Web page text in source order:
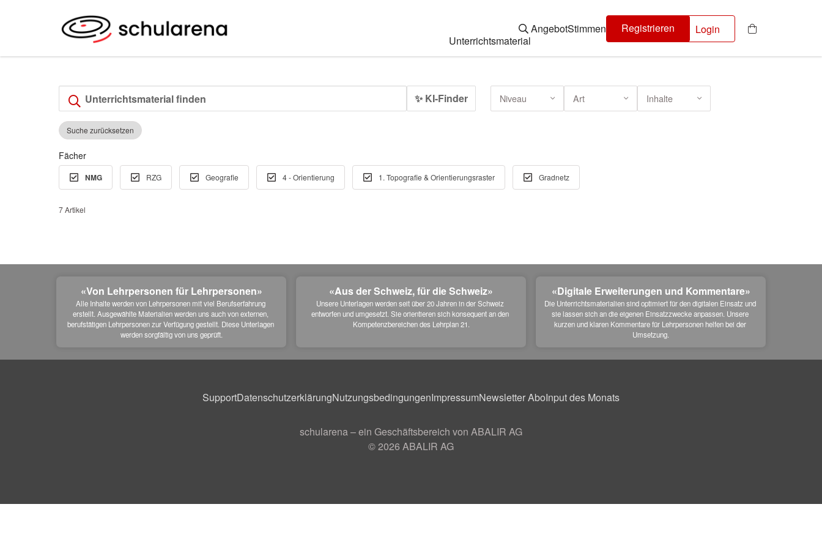
Unterrichtsmaterial
AngebotStimmen Registrieren Login
✨ KI-Finder Niveau Art Inhalte
Suche zurücksetzen
Fächer
NMG RZG Geografie 4 - Orientierung 1. Topografie & Orientierungsraster Gradnetz
7 Artikel
«Von Lehrpersonen für Lehrpersonen»
Alle Inhalte werden von Lehrpersonen mit viel Berufserfahrung
erstellt. Ausgewählte Materialien werden uns auch von externen,
berufstätigen Lehrpersonen zur Verfügung gestellt. Diese Unterlagen
werden sorgfältig von uns geprüft.
«Aus der Schweiz, für die Schweiz»
Unsere Unterlagen werden seit über 20 Jahren in der Schweiz
entworfen und umgesetzt. Sie orientieren sich konsequent an den
Kompetenzbereichen des Lehrplan 21.
«Digitale Erweiterungen und Kommentare»
Die Unterrichtsmaterialien sind optimiert für den digitalen Einsatz und
sie lassen sich an die eigenen Einsatzzwecke anpassen. Unsere
kurzen und klaren Kommentare für Lehrpersonen helfen bei der
Umsetzung.
SupportDatenschutzerklärungNutzungsbedingungenImpressumNewsletter AboInput des Monats
schularena – ein Geschäftsbereich von ABALIR AG
© 2026 ABALIR AG